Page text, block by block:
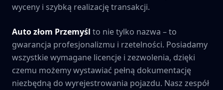
wyceny i szybką realizację transakcji.
Auto złom Przemyśl to nie tylko nazwa – to
gwarancja profesjonalizmu i rzetelności. Posiadamy
wszystkie wymagane licencje i zezwolenia, dzięki
czemu możemy wystawiać pełną dokumentację
niezbędną do wyrejestrowania pojazdu. Nasz zespół